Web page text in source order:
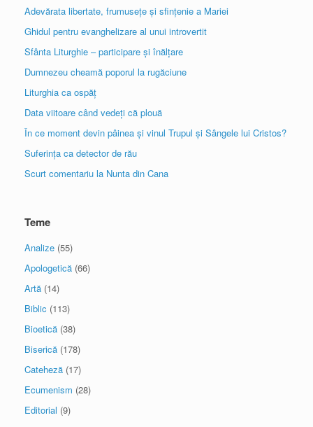
Adevărata libertate, frumusețe și sfințenie a Mariei
Ghidul pentru evanghelizare al unui introvertit
Sfânta Liturghie – participare și înălțare
Dumnezeu cheamă poporul la rugăciune
Liturghia ca ospăț
Data viitoare când vedeți că plouă
În ce moment devin pâinea și vinul Trupul și Sângele lui Cristos?
Suferința ca detector de rău
Scurt comentariu la Nunta din Cana
Teme
Analize (55)
Apologetică (66)
Artă (14)
Biblic (113)
Bioetică (38)
Biserică (178)
Cateheză (17)
Ecumenism (28)
Editorial (9)